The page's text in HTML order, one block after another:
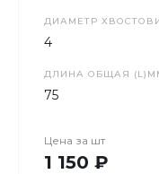
ДИАМЕТР
4
ДЛИНА ОБЩАЯ
75
Цена за шт
1 150 ₽